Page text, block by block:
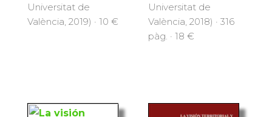
Universitat de
València, 2019) · 10 €
Universitat de
València, 2018) · 316
pàg. · 18 €